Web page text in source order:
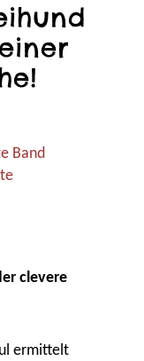
clevere
ermittelt